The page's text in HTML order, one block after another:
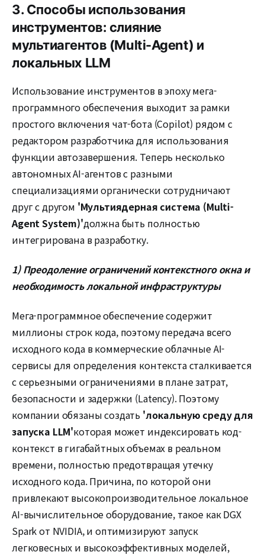
3. Способы использования
инструментов: слияние
мультиагентов (Multi-Agent) и
локальных LLM
Использование инструментов в эпоху мега-
программного обеспечения выходит за рамки
простого включения чат-бота (Copilot) рядом с
редактором разработчика для использования
функции автозавершения. Теперь несколько
автономных AI-агентов с разными
специализациями органически сотрудничают
друг с другом 'Мультиядерная система (Multi-
Agent System)'должна быть полностью
интегрирована в разработку.
1) Преодоление ограничений контекстного окна и
необходимость локальной инфраструктуры
Мега-программное обеспечение содержит
миллионы строк кода, поэтому передача всего
исходного кода в коммерческие облачные AI-
сервисы для определения контекста сталкивается
с серьезными ограничениями в плане затрат,
безопасности и задержки (Latency). Поэтому
компании обязаны создать 'локальную среду для
запуска LLM'которая может индексировать код-
контекст в гигабайтных объемах в реальном
времени, полностью предотвращая утечку
исходного кода. Причина, по которой они
привлекают высокопроизводительное локальное
AI-вычислительное оборудование, такое как DGX
Spark от NVIDIA, и оптимизируют запуск
легковесных и высокоэффективных моделей,